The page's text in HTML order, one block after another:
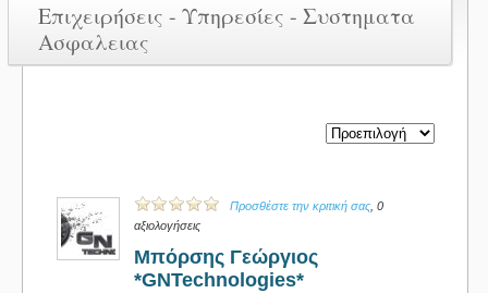
Επιχειρήσεις - Υπηρεσίες - Συστηματα
Ασφαλειας
Προσθέστε την κριτική σας , 0
αξιολογήσεις
Μπόρσης Γεώργιος
*GNTechnologies*